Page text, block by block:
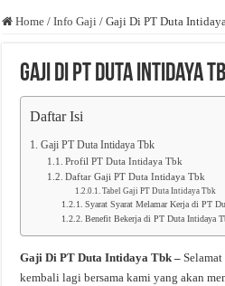
Home / Info Gaji / Gaji Di PT Duta
Gaji Di PT Duta Intidaya
Daftar Isi
Gaji PT Duta Intidaya Tbk
Profil PT Duta Intidaya Tbk
Daftar Gaji PT Duta Intidaya Tbk
Tabel Gaji PT Duta Intidaya Tbk
Syarat Syarat Melamar Kerja di PT
Benefit Bekerja di PT Duta Intidaya
Gaji Di PT Duta Intidaya Tbk –
kembali lagi bersama kami yang akan